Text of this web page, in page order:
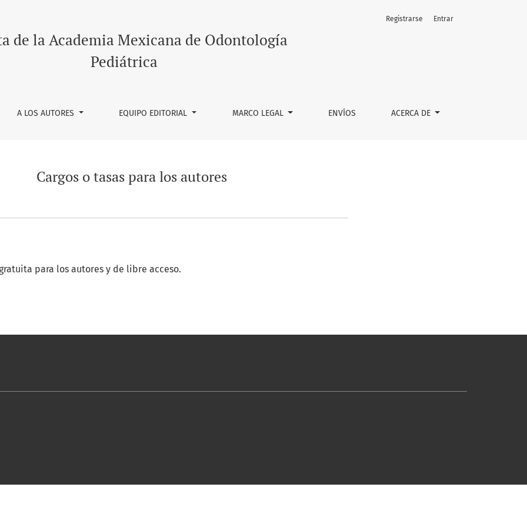
de la Academia Mexicana de Odontología
Pediátrica
A LOS AUTORES EQUIPO EDITORIAL MARCO LEGAL ENVÍOS ACERCA DE
Registrarse Entrar
Cargos o tasas para los autores
para los autores y de libre acceso.